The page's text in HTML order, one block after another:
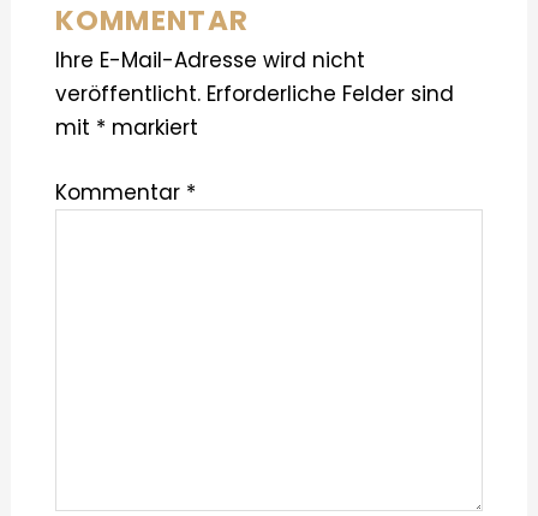
KOMMENTAR
Ihre E-Mail-Adresse wird nicht
veröffentlicht. Erforderliche Felder sind
mit * markiert
Kommentar *